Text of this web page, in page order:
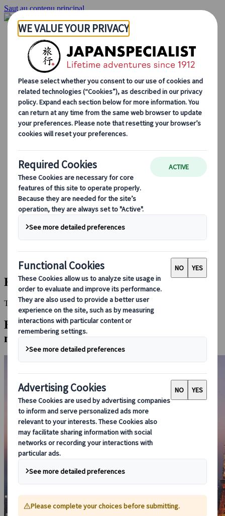
Saut au contenu principal
Accueil
Voyages
Circuits individuels
Circuits en groupe
Circuits autotours
Excursions
Voyages de groupe sur mesure
Japan Rail Pass
Découvrez notre travail
Qui sommes-nous ?
Notre équipe
Rejoignez notre équipe
Le Japon au fil des saisons
Les incontournables du Japon
La culture japonaise
La gastronomie japonaise
Explorer le Japon en train
Questions fréquentes
Informations utiles
Règles du savoir-vivre au Japon
Conduire au Japon
Réserver avec nous
Japan Rail Pass
Hébergement
Consultation en ligne
Kawagoe
This Destination is disabled to display.
Explorez d'autres destinations dans la
même région